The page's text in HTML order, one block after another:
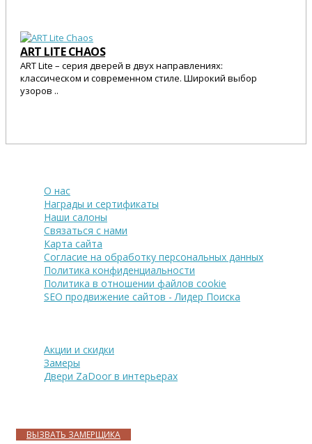
ART LITE CHAOS
ART Lite – серия дверей в двух направлениях:
классическом и современном стиле. Широкий выбор
узоров ..
О нас
Награды и сертификаты
Наши салоны
Связаться с нами
Карта сайта
Согласие на обработку персональных данных
Политика конфиденциальности
Политика в отношении файлов cookie
SEO продвижение сайтов - Лидер Поиска
Акции и скидки
Замеры
Двери ZaDoor в интерьерах
ВЫЗВАТЬ ЗАМЕРЩИКА